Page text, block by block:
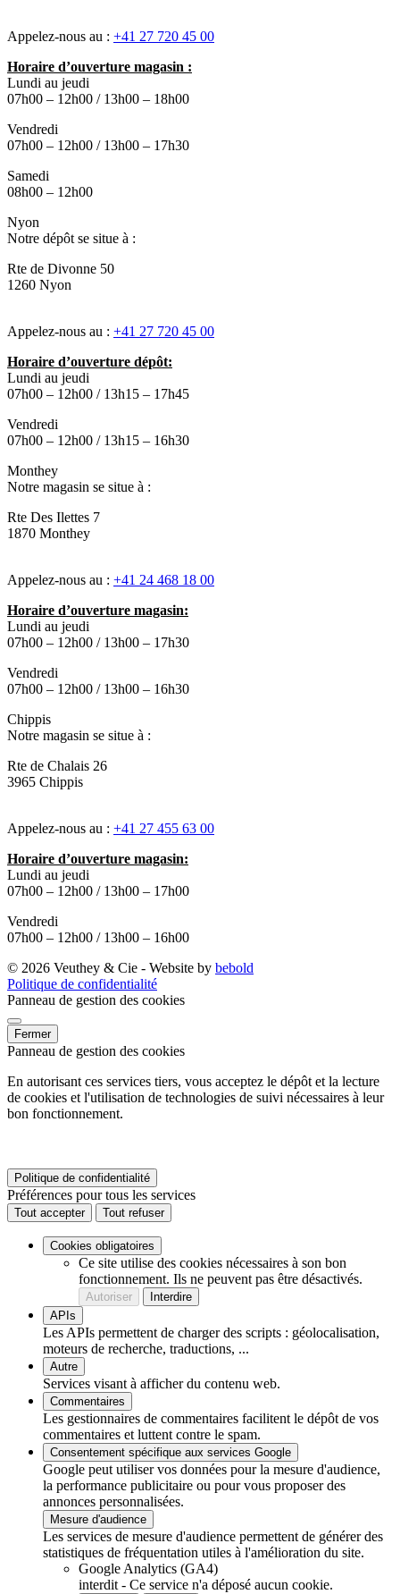
Appelez-nous au : +41 27 720 45 00
Horaire d’ouverture magasin :
Lundi au jeudi
07h00 – 12h00 / 13h00 – 18h00
Vendredi
07h00 – 12h00 / 13h00 – 17h30
Samedi
08h00 – 12h00
Nyon
Notre dépôt se situe à :
Rte de Divonne 50
1260 Nyon
Appelez-nous au : +41 27 720 45 00
Horaire d’ouverture dépôt:
Lundi au jeudi
07h00 – 12h00 / 13h15 – 17h45
Vendredi
07h00 – 12h00 / 13h15 – 16h30
Monthey
Notre magasin se situe à :
Rte Des Ilettes 7
1870 Monthey
Appelez-nous au : +41 24 468 18 00
Horaire d’ouverture magasin:
Lundi au jeudi
07h00 – 12h00 / 13h00 – 17h30
Vendredi
07h00 – 12h00 / 13h00 – 16h30
Chippis
Notre magasin se situe à :
Rte de Chalais 26
3965 Chippis
Appelez-nous au : +41 27 455 63 00
Horaire d’ouverture magasin:
Lundi au jeudi
07h00 – 12h00 / 13h00 – 17h00
Vendredi
07h00 – 12h00 / 13h00 – 16h00
© 2026 Veuthey & Cie - Website by bebold
Politique de confidentialité
Panneau de gestion des cookies
Fermer
Panneau de gestion des cookies
En autorisant ces services tiers, vous acceptez le dépôt et la lecture
de cookies et l'utilisation de technologies de suivi nécessaires à leur
bon fonctionnement.
Politique de confidentialité
Préférences pour tous les services
Tout accepter Tout refuser
Cookies obligatoires
Ce site utilise des cookies nécessaires à son bon
fonctionnement. Ils ne peuvent pas être désactivés.
Autoriser
Interdire
APIs
Les APIs permettent de charger des scripts : géolocalisation,
moteurs de recherche, traductions, ...
Autre
Services visant à afficher du contenu web.
Commentaires
Les gestionnaires de commentaires facilitent le dépôt de vos
commentaires et luttent contre le spam.
Consentement spécifique aux services Google
Google peut utiliser vos données pour la mesure d'audience,
la performance publicitaire ou pour vous proposer des
annonces personnalisées.
Mesure d'audience
Les services de mesure d'audience permettent de générer des
statistiques de fréquentation utiles à l'amélioration du site.
Google Analytics (GA4)
interdit - Ce service n'a déposé aucun cookie.